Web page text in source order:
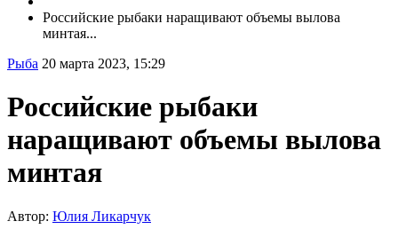
Российские рыбаки наращивают объемы вылова
минтая...
Рыба 20 марта 2023, 15:29
Российские рыбаки
наращивают объемы вылова
минтая
Автор: Юлия Ликарчук